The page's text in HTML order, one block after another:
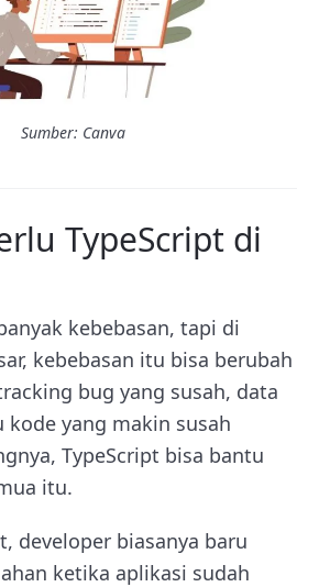
Sumber: Canva
TypeScript di
kebebasan, tapi di
kebebasan itu bisa berubah
bug yang susah, data
kode yang makin susah
TypeScript bisa bantu
itu.
developer biasanya baru
ketika aplikasi sudah